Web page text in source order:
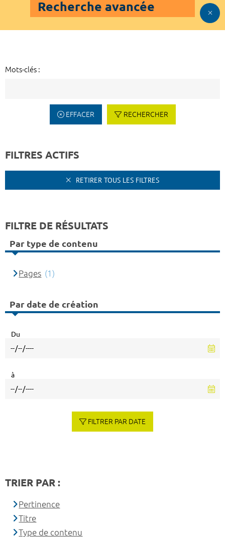
Recherche avancée
Mots-clés :
EFFACER RECHERCHER
FILTRES ACTIFS
RETIRER TOUS LES FILTRES
FILTRE DE RÉSULTATS
Par type de contenu
Pages (1)
Par date de création
Du
à
FILTRER PAR DATE
TRIER PAR :
Pertinence
Titre
Type de contenu